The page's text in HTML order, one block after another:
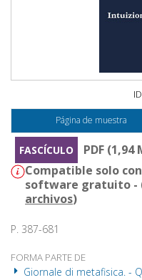
Página de muestra
FASCÍCULO
PDF (1,94
Compatible solo
software gratuito -
archivos)
P. 387-681
FORMA PARTE DE
Giornale di metafisica. -